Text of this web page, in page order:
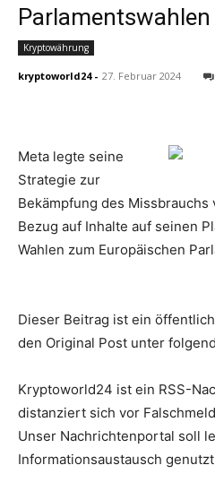
Kryptowährung
kryptoworld24 - 27. Februar 2024
Meta legte seine
Strategie zur
Bekämpfung des Missbrauchs
Bezug auf Inhalte auf seinen
Wahlen zum Europäischen
Dieser Beitrag ist ein
den Original Post unter
Kryptoworld24 ist ein RSS-
distanziert sich vor
Unser Nachrichtenportal soll
Informationsaustausch